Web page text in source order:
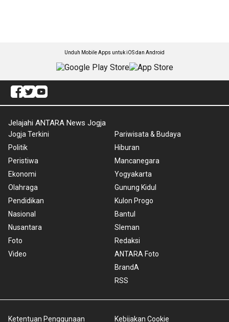
Unduh Mobile Apps untuk iOS dan Android
Jelajahi ANTARA News Jogja
Jogja Terkini
Politik
Peristiwa
Ekonomi
Olahraga
Pendidikan
Nasional
Nusantara
Foto
Video
Pariwisata & Budaya
Hiburan
Mancanegara
Yogyakarta
Gunung Kidul
Kulon Progo
Bantul
Sleman
Redaksi
ANTARA Foto
BrandA
RSS
Ketentuan Penggunaan Kebijakan Cookie